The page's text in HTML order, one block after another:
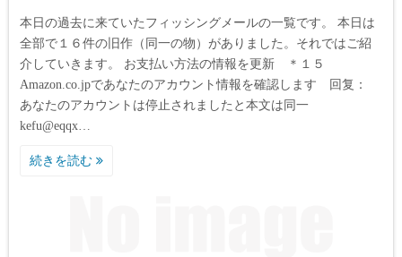
本日の過去に来ていたフィッシングメールの一覧です。 本日は
全部で１６件の旧作（同一の物）がありました。それではご紹
介していきます。 お支払い方法の情報を更新 ＊１５
Amazon.co.jpであなたのアカウント情報を確認します 回复：
あなたのアカウントは停止されましたと本文は同一
kefu@eqqx…
続きを読む